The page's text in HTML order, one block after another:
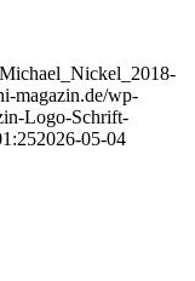
magazin.de/wp-
Logo-Schrift-
2026-05-04